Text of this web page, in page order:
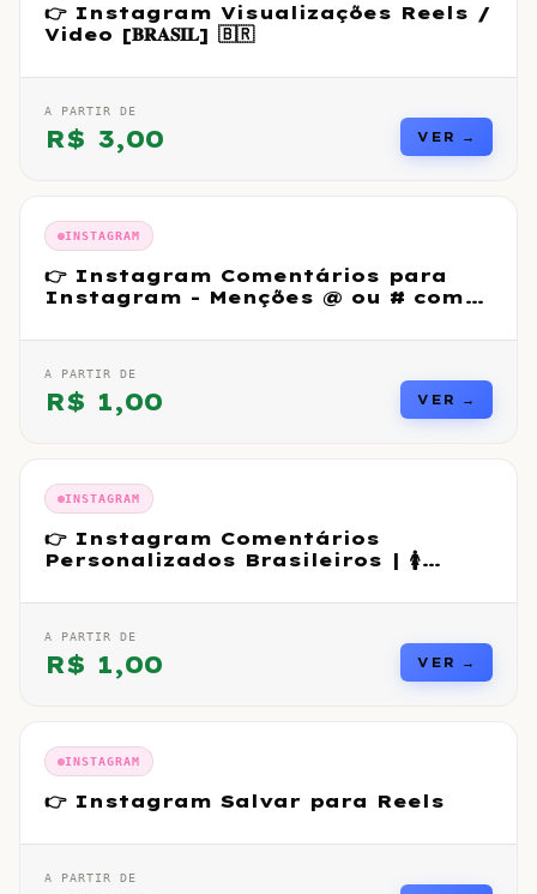
👉 Instagram Visualizações Reels /
Video [𝐁𝐑𝐀𝐒𝐈𝐋] 🇧🇷
A PARTIR DE
R$ 3,00 VER →
INSTAGRAM
👉 Instagram Comentários para
Instagram - Menções @ ou # com
A PARTIR DE
R$ 1,00 VER →
INSTAGRAM
👉 Instagram Comentários
Personalizados Brasileiros | 🚺
A PARTIR DE
R$ 1,00 VER →
INSTAGRAM
👉 Instagram Salvar para Reels
A PARTIR DE